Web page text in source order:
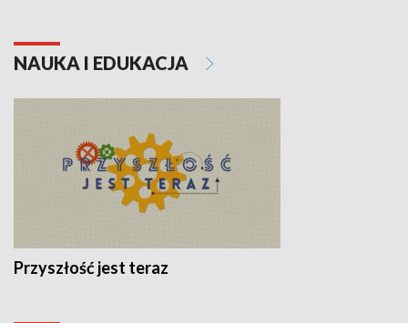
NAUKA I EDUKACJA
Przyszłość jest teraz